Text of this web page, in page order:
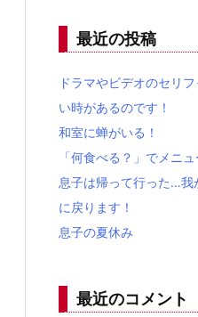
最近の投稿
ドラマやビデオのセリ
い時があるのです！
和室に蝉がいる！
「何食べる？」でメニ
息子は帰って行った…我
に戻ります！
息子の夏休み
最近のコメント